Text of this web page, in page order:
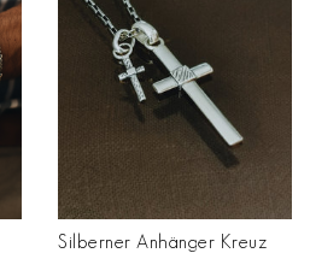
Silberner Anhänger Kreuz